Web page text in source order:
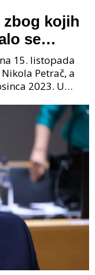
zbog kojih
se
biti
15. listopada
Petrač, a
2023. U